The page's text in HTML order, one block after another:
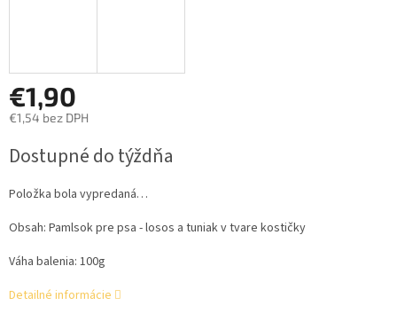
€1,90
€1,54 bez DPH
cena:
Dostupné do týždňa
Položka bola vypredaná…
Obsah: Pamlsok pre psa - losos a tuniak v tvare kostičky
Váha balenia: 100g
Detailné informácie